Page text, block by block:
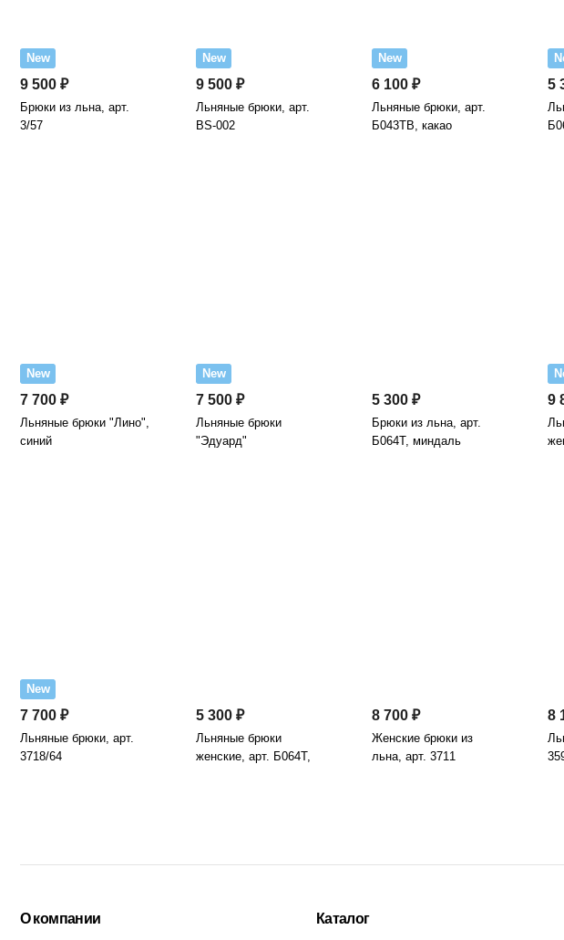
New
9 500 ₽
Брюки из льна, арт.
3/57
New
9 500 ₽
Льняные брюки, арт.
BS-002
New
6 100 ₽
Льняные брюки, арт.
Б043ТВ, какао
5
New
7 700 ₽
Льняные брюки "Лино",
синий
New
7 500 ₽
Льняные брюки
"Эдуард"
5 300 ₽
Брюки из льна, арт.
Б064Т, миндаль
9
New
7 700 ₽
Льняные брюки, арт.
3718/64
5 300 ₽
Льняные брюки
женские, арт. Б064Т,
8 700 ₽
Женские брюки из
льна, арт. 3711
8
О компании Каталог